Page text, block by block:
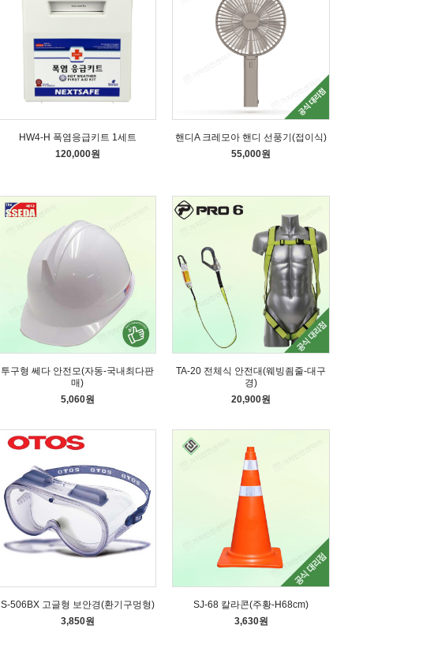
HW4-H 폭염응급키트 1세트
120,000원
핸디A 크레모아 핸디 선풍기(접이식)
55,000원
투구형 쎄다 안전모(자동-국내최다판
매)
5,060원
TA-20 전체식 안전대(웨빙죔줄-대구
경)
20,900원
S-506BX 고글형 보안경(환기구멍형)
3,850원
SJ-68 칼라콘(주황-H68cm)
3,630원